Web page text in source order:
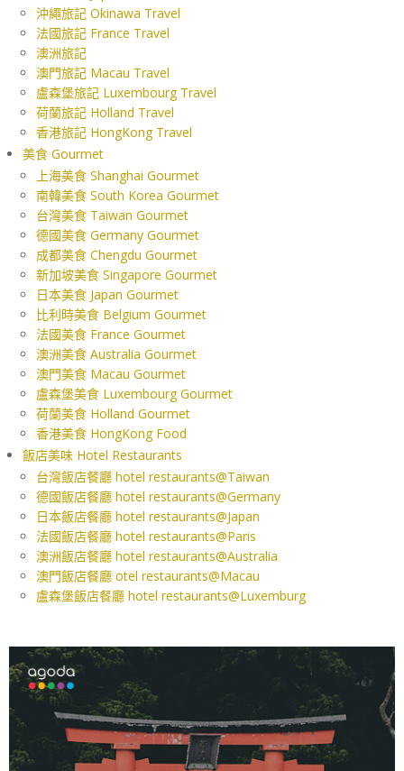
沖繩旅記 Okinawa Travel
法國旅記 France Travel
澳洲旅記
澳門旅記 Macau Travel
盧森堡旅記 Luxembourg Travel
荷蘭旅記 Holland Travel
香港旅記 HongKong Travel
美食 Gourmet
上海美食 Shanghai Gourmet
南韓美食 South Korea Gourmet
台灣美食 Taiwan Gourmet
德國美食 Germany Gourmet
成都美食 Chengdu Gourmet
新加坡美食 Singapore Gourmet
日本美食 Japan Gourmet
比利時美食 Belgium Gourmet
法國美食 France Gourmet
澳洲美食 Australia Gourmet
澳門美食 Macau Gourmet
盧森堡美食 Luxembourg Gourmet
荷蘭美食 Holland Gourmet
香港美食 HongKong Food
飯店美味 Hotel Restaurants
台灣飯店餐廳 hotel restaurants@Taiwan
德國飯店餐廳 hotel restaurants@Germany
日本飯店餐廳 hotel restaurants@Japan
法國飯店餐廳 hotel restaurants@Paris
澳洲飯店餐廳 hotel restaurants@Australia
澳門飯店餐廳 otel restaurants@Macau
盧森堡飯店餐廳 hotel restaurants@Luxemburg